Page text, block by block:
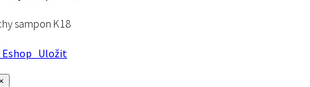
sampon K18
Uložit